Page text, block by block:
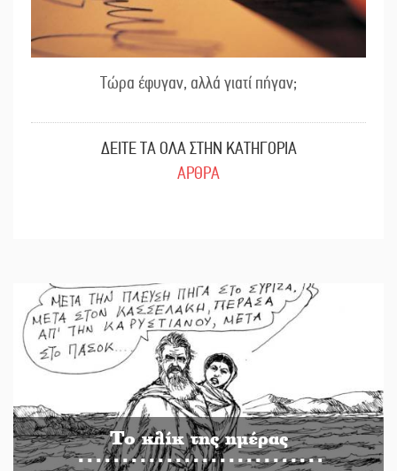
Τώρα έφυγαν, αλλά γιατί πήγαν;
ΔΕΙΤΕ ΤΑ ΟΛΑ ΣΤΗΝ ΚΑΤΗΓΟΡΙΑ
ΑΡΘΡΑ
Το κλίκ της ημέρας